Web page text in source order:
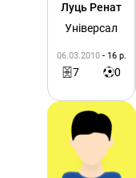
Луць Ренат
Універсал
06.03.2010 - 16 р.
7 0